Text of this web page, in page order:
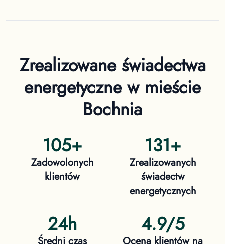
Zrealizowane świadectwa
energetyczne w mieście
Bochnia
105+
Zadowolonych
klientów
131+
Zrealizowanych
świadectw
energetycznych
24h 4.9/5